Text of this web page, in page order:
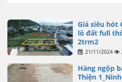
Giá siêu hót
lô đất full
2trm2
21/11/2024
Hàng ngộp
Thiện